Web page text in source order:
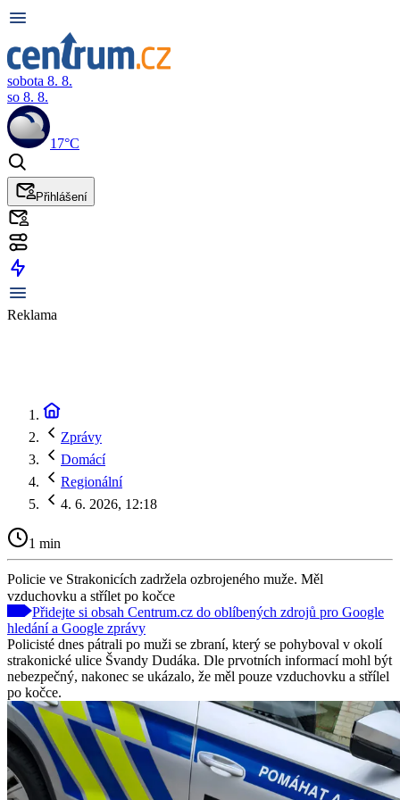
sobota 8. 8.
so 8. 8.
17°C
Přihlášení
Reklama
Zprávy
Domácí
Regionální
4. 6. 2026, 12:18
1 min
Policie ve Strakonicích zadržela ozbrojeného muže. Měl
vzduchovku a střílet po kočce
Přidejte si obsah Centrum.cz do oblíbených zdrojů pro Google
hledání a Google zprávy
Policisté dnes pátrali po muži se zbraní, který se pohyboval v okolí
strakonické ulice Švandy Dudáka. Dle prvotních informací mohl být
nebezpečný, nakonec se ukázalo, že měl pouze vzduchovku a střílel
po kočce.